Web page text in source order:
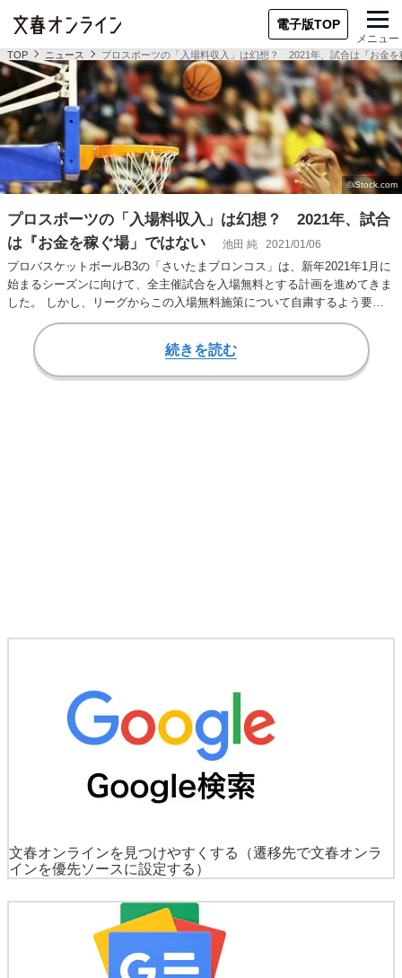
電子版TOP
メニュー
TOP ニュース プロスポーツの「入場料収入」は幻想？ 2021年、試合は『お金を
プロスポーツの「入場料収入」は幻想？ 2021年、試合
は『お金を稼ぐ場」ではない
池田 純 2021/01/06
プロバスケットボールB3の「さいたまブロンコス」は、新年2021年1月に
始まるシーズンに向けて、全主催試合を入場無料とする計画を進めてきま
した。 しかし、リーグからこの入場無料施策について自粛するよう要請
があり、計…
続きを読む
文春オンラインを見つけやすくする
（遷移先で文春オンラ
インを優先ソースに設定する）